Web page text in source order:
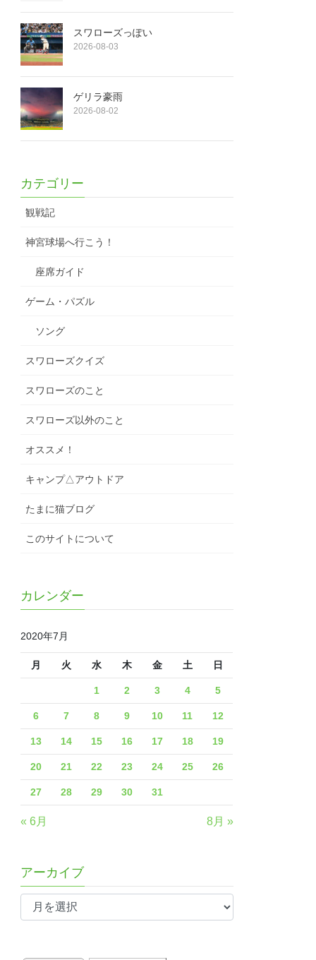
スワローズっぽい
2026-08-03
ゲリラ豪雨
2026-08-02
カテゴリー
観戦記
神宮球場へ行こう！
座席ガイド
ゲーム・パズル
ソング
スワローズクイズ
スワローズのこと
スワローズ以外のこと
オススメ！
キャンプ△アウトドア
たまに猫ブログ
このサイトについて
カレンダー
2020年7月
月 火 水 木 金 土 日
1 2 3 4 5
6 7 8 9 10 11 12
13 14 15 16 17 18 19
20 21 22 23 24 25 26
27 28 29 30 31
« 6月 8月 »
アーカイブ
ア